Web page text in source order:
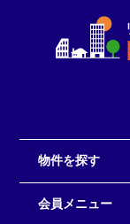
物件を探す
会員メニュー